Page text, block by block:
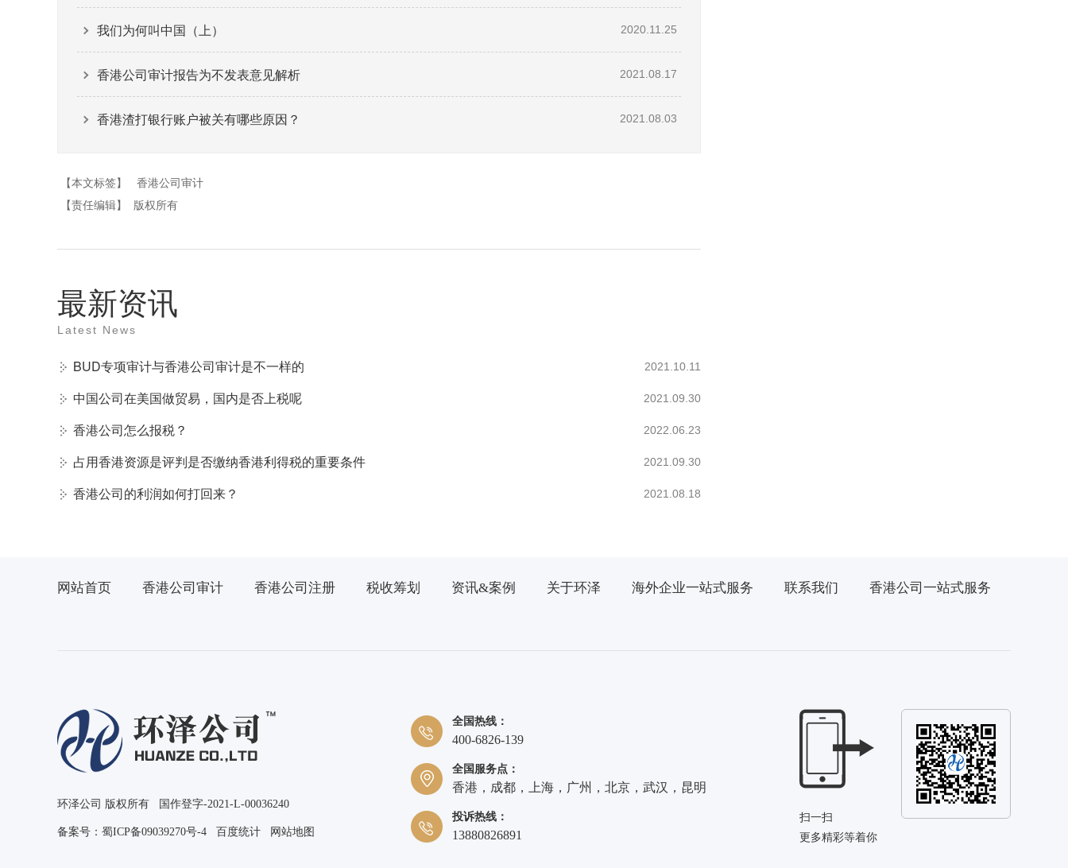
我们为何叫中国（上） 2020.11.25
香港公司审计报告为不发表意见解析 2021.08.17
香港渣打银行账户被关有哪些原因？ 2021.08.03
【本文标签】
香港公司审计
【责任编辑】
版权所有
最新资讯
Latest News
BUD专项审计与香港公司审计是不一样的 2021.10.11
中国公司在美国做贸易，国内是否上税呢 2021.09.30
香港公司怎么报税？ 2022.06.23
占用香港资源是评判是否缴纳香港利得税的重要条件 2021.09.30
香港公司的利润如何打回来？ 2021.08.18
网站首页 香港公司审计 香港公司注册 税收筹划 资讯&案例 关于环泽 海外企业一站式服务 联系我们 香港公司一站式服务
环泽公司 版权所有 国作登字-2021-L-00036240
备案号： 蜀ICP备09039270号-4 百度统计 网站地图
全国热线：
400-6826-139
全国服务点：
香港，成都，上海，广州，北京，武汉，昆明
投诉热线：
13880826891
扫一扫
更多精彩等着你